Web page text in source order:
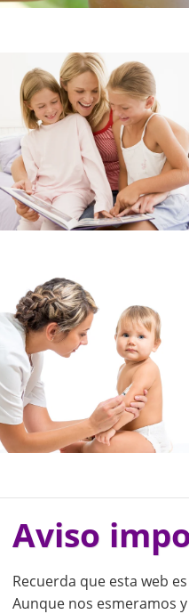
Aviso
Recuerda que esta web
Aunque nos esmeramos